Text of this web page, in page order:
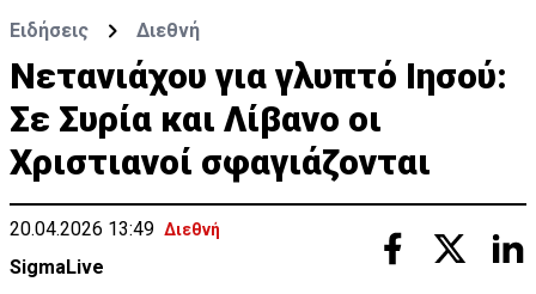
Ειδήσεις Διεθνή
Νετανιάχου για γλυπτό Ιησού:
Σε Συρία και Λίβανο οι
Χριστιανοί σφαγιάζονται
20.04.2026 13:49 Διεθνή
SigmaLive